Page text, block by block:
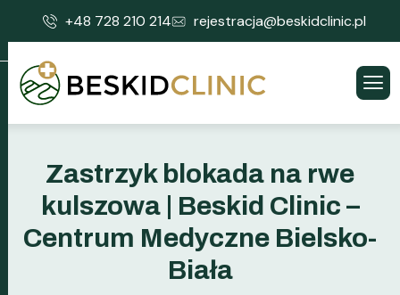
+48 728 210 214 rejestracja@beskidclinic.pl
Zastrzyk blokada na rwe
kulszowa | Beskid Clinic –
Centrum Medyczne Bielsko-
Biała